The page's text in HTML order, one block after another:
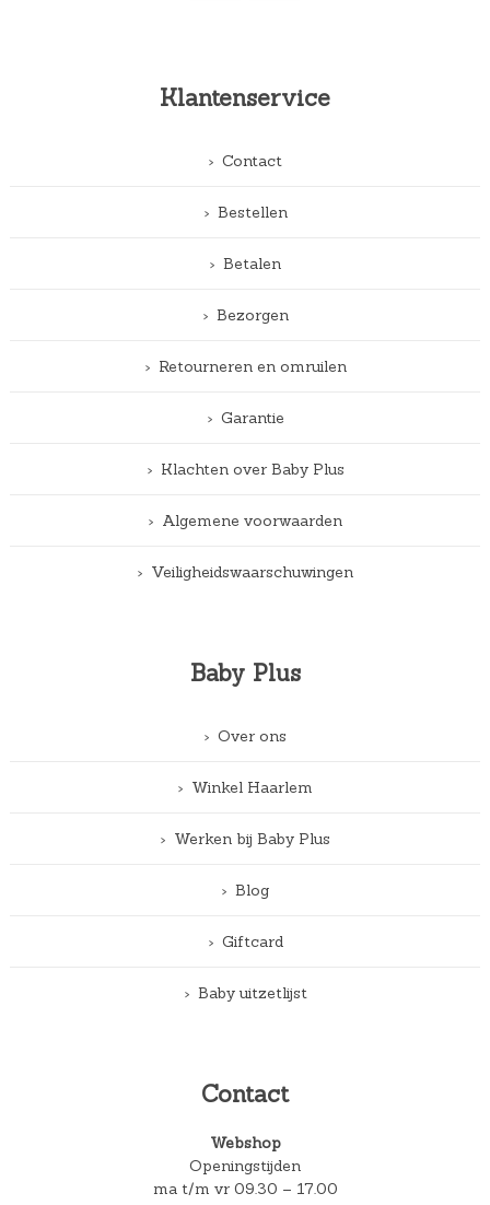
Klantenservice
Contact
Bestellen
Betalen
Bezorgen
Retourneren en omruilen
Garantie
Klachten over Baby Plus
Algemene voorwaarden
Veiligheidswaarschuwingen
Baby Plus
Over ons
Winkel Haarlem
Werken bij Baby Plus
Blog
Giftcard
Baby uitzetlijst
Contact
Webshop
Openingstijden
ma t/m vr 09.30 – 17.00